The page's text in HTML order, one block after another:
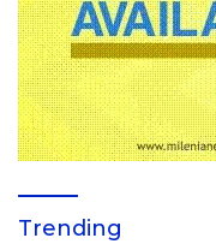
Trending